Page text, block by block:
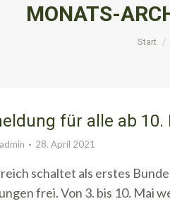
MONATS-
Sie
Start
für alle ab 10.
admin 28. April 2021
schaltet als erstes
frei. Von 3. bis 10. Mai